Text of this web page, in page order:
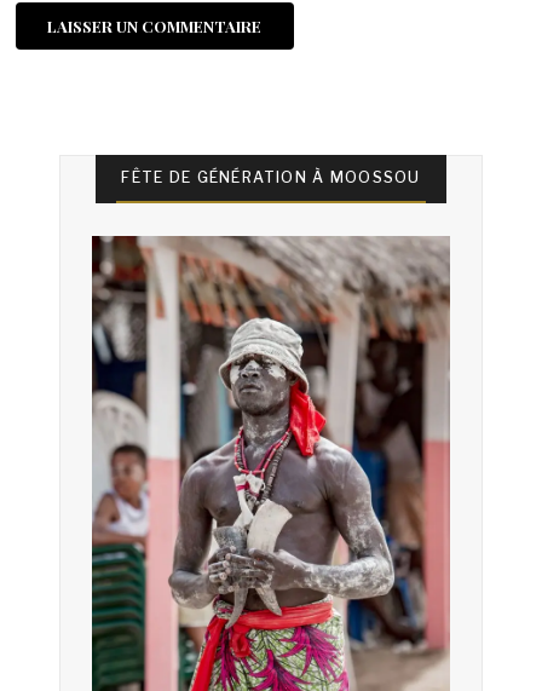
FÊTE DE GÉNÉRATION À MOOSSOU